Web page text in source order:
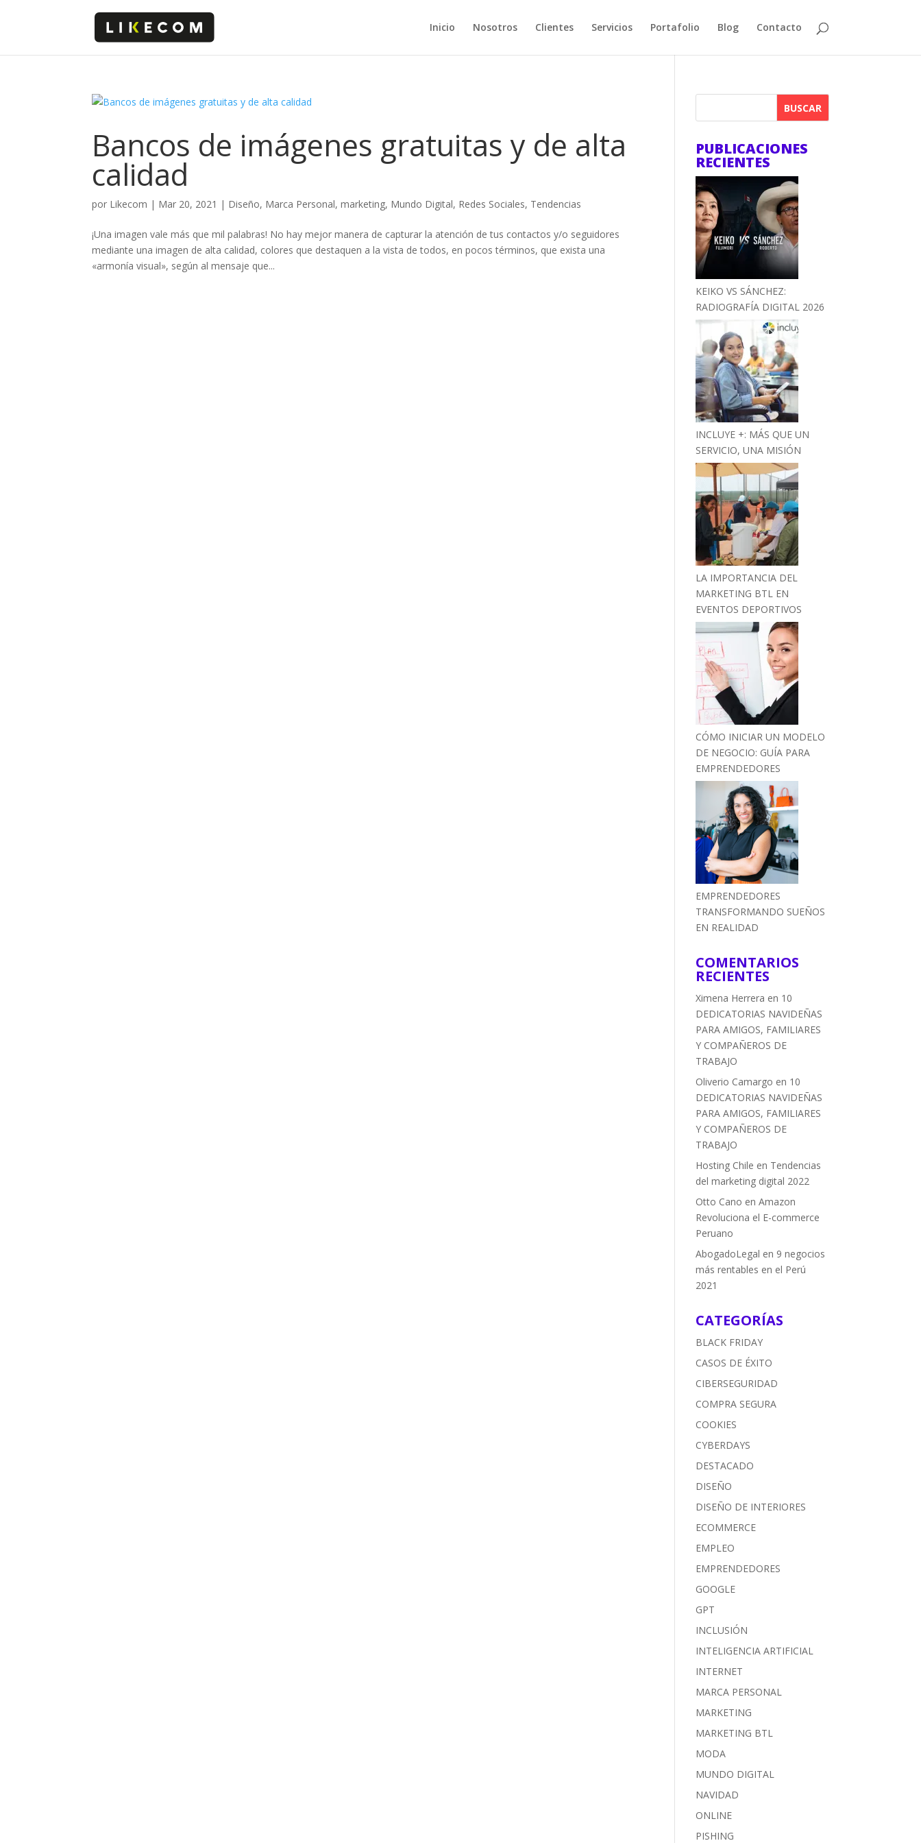
Inicio Nosotros Clientes Servicios Portafolio Blog Contacto
Bancos de imágenes gratuitas y de alta
calidad
por Likecom | Mar 20, 2021 | Diseño, Marca Personal,marketing, Mundo Digital, Redes Sociales, Tendencias
¡Una imagen vale más que mil palabras! No hay mejor manera de capturar la atención de tus contactos y/o seguidores
mediante una imagen de alta calidad, colores que destaquen a la vista de todos, en pocos términos, que exista una
«armonía visual», según al mensaje que...
BUSCAR
PUBLICACIONES
RECIENTES
KEIKO VS SÁNCHEZ:
RADIOGRAFÍA DIGITAL 2026
INCLUYE +: MÁS QUE UN
SERVICIO, UNA MISIÓN
LA IMPORTANCIA DEL
MARKETING BTL EN
EVENTOS DEPORTIVOS
CÓMO INICIAR UN MODELO
DE NEGOCIO: GUÍA PARA
EMPRENDEDORES
EMPRENDEDORES
TRANSFORMANDO SUEÑOS
EN REALIDAD
COMENTARIOS
RECIENTES
Ximena Herrera en 10
DEDICATORIAS NAVIDEÑAS
PARA AMIGOS, FAMILIARES
Y COMPAÑEROS DE
TRABAJO
Oliverio Camargo en 10
DEDICATORIAS NAVIDEÑAS
PARA AMIGOS, FAMILIARES
Y COMPAÑEROS DE
TRABAJO
Hosting Chile en Tendencias
del marketing digital 2022
Otto Cano enAmazon
Revoluciona el E-commerce
Peruano
AbogadoLegal en 9 negocios
más rentables en el Perú
2021
CATEGORÍAS
BLACK FRIDAY
CASOS DE ÉXITO
CIBERSEGURIDAD
COMPRA SEGURA
COOKIES
CYBERDAYS
DESTACADO
DISEÑO
DISEÑO DE INTERIORES
ECOMMERCE
EMPLEO
EMPRENDEDORES
GOOGLE
GPT
INCLUSIÓN
INTELIGENCIA ARTIFICIAL
INTERNET
MARCA PERSONAL
MARKETING
MARKETING BTL
MODA
MUNDO DIGITAL
NAVIDAD
ONLINE
PISHING